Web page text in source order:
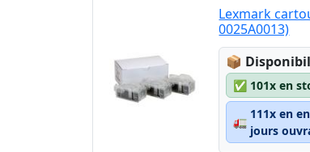
Lexmark
0025A0013)
📦
✅ 101x en
🚛
111x en
jours